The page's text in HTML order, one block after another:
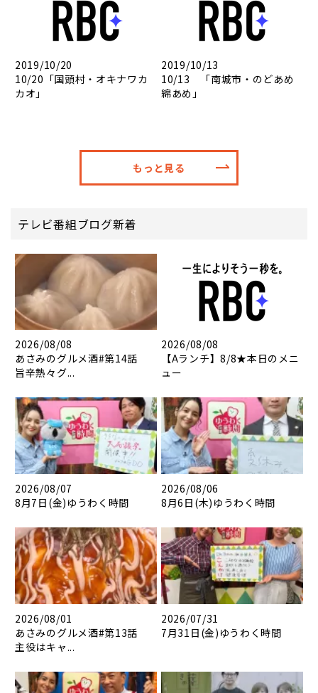
2019/10/20
10/20「国頭村・オキナワカ
カオ」
2019/10/13
10/13 「南城市・のどあめ
綿あめ」
もっと見る
テレビ番組ブログ新着
2026/08/08
あさみのグルメ酒#第14話
旨辛熱々グ...
2026/08/08
【Aランチ】8/8★本日のメニ
ュー
2026/08/07
8月7日(金)ゆうわく時間
2026/08/06
8月6日(木)ゆうわく時間
2026/08/01
あさみのグルメ酒#第13話
主役はキャ...
2026/07/31
7月31日(金)ゆうわく時間